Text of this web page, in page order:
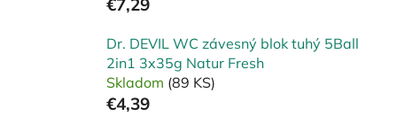
€7,29
Dr. DEVIL WC závesný blok tuhý 5Ball
2in1 3x35g Natur Fresh
Skladom (89 KS)
€4,39